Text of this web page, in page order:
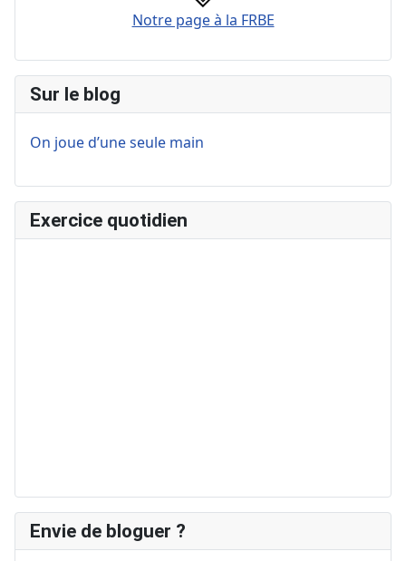
Notre page à la FRBE
Sur le blog
On joue d’une seule main
Exercice quotidien
Envie de bloguer ?